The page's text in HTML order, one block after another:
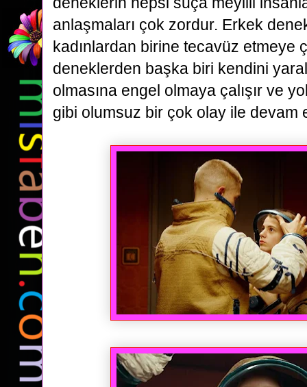
anlaşmaları çok zordur. Erkek
kadınlardan birine tecavüz etmeye
deneklerden başka biri kendini
olmasına engel olmaya çalışır ve
gibi olumsuz bir çok olay ile devam